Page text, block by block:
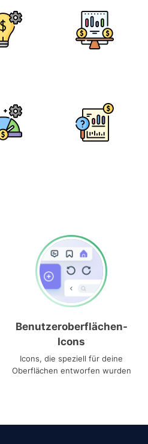
Benutzeroberflächen-
Icons
Icons, die speziell für deine
Oberflächen entworfen wurden